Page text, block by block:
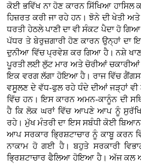
ਕੋਈ ਭਵਿੱਖ ਨਾ ਹੋਣ ਕਾਰਨ ਸਿੱਖਿਆ ਹਾਸਿਲ
ਹਿਜ਼ਰਤ ਕਰੀ ਜਾ ਰਹੇ ਹਨ। ਝੋਨੇ ਦੀ ਖੇਤੀ
ਧਰਤੀ ਹੇਠਲੇ ਪਾਣੀ ਦਾ ਵੀ ਸੰਕਟ ਪੈਦਾ ਹੋ
ਪੱਧਰ ਤੇ ਬੇਰੁਜ਼ਗਾਰੀ ਹੋਣ ਕਾਰਨ ਉਨ੍ਹਾਂ ਦਾ
ਦੁਨੀਆ ਵਿੱਚ ਪ੍ਰਵੇਸ਼ ਕਰ ਗਿਆ ਹੈ। ਨਸ਼ੇ
ਪੂਰਤੀ ਲਈ ਲੁੱਟ ਮਾਰ ਅਤੇ ਚੋਰੀਆਂ ਚਕਾਰੀਆਂ
ਇਕ ਵਰਗ ਲੱਗਾ ਹੋਇਆ ਹੈ। ਰਾਜ ਵਿੱਚ
ਵਸੂਲਣ ਦੇ ਵੱਧ-ਫੁਲ ਰਹੇ ਧੰਦੇ ਦੀਆਂ ਜੜ੍ਹਾਂ ਵੀ
ਵਿੱਚ ਹਨ। ਇਸ ਕਾਰਨ ਅਮਨ-ਕਾਨੂੰਨ ਦੀ
ਹੈ ਕਿ ਲੋਕ ਘਰਾਂ ਵਿੱਚ ਆਪਣੇ ਆਪ ਨੂੰ
ਰਹੇ। ਮੁੱਖ ਮੰਤਰੀ ਦਾ ਇਸ ਸਬੰਧੀ ਕੋਈ
ਆਪ ਸਰਕਾਰ ਭ੍ਰਿਸ਼ਟਾਚਾਰ ਨੂੰ ਕਾਬੂ ਕਰਨ
ਨਾਕਾਮ ਹੋ ਗਈ ਹੈ। ਬਹੁਤੇ ਸਰਕਾਰੀ
ਭ੍ਰਿਸ਼ਟਾਚਾਰ ਫੈਲਿਆ ਹੋਇਆ ਹੈ। ਅੱਜ ਕਲ